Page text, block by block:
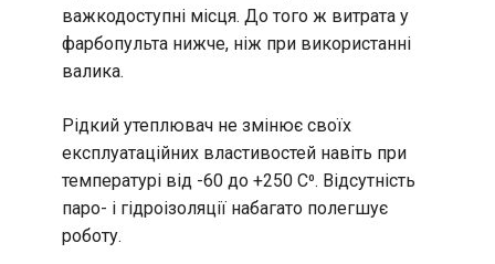
важкодоступні місця. До того ж витрата у
фарбопульта нижче, ніж при використанні
валика.
Рідкий утеплювач не змінює своїх
експлуатаційних властивостей навіть при
температурі від -60 до +250 С⁰. Відсутність
паро- і гідроізоляції набагато полегшує
роботу.